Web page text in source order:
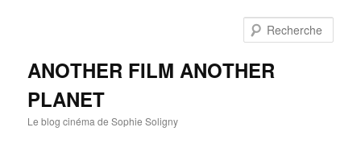
ANOTHER FILM ANOTHER
PLANET
Le blog cinéma de Sophie Soligny